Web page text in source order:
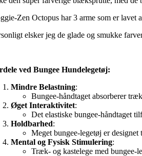
Zen Octopus har 3 arme som er
elsker jeg de glade og smukke
ved Bungee Hundelegetøj:
Mindre Belastning:
Bungee-håndtaget absorberer
Øget Interaktivitet:
Det elastiske bungee-håndtaget
Holdbarhed:
Meget bungee-legetøj er
Mental og Fysisk Stimulering:
Træk- og kastelege med bungee-